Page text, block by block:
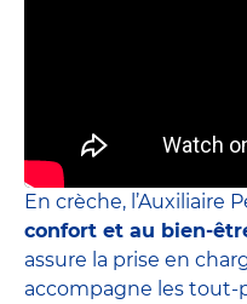
En crèche, l’Auxiliaire
confort et au bien-
assure la prise en
accompagne les tout-